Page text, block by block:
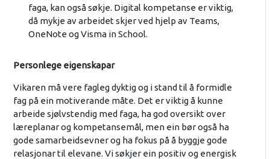
faga, kan også søkje. Digital kompetanse er viktig,
då mykje av arbeidet skjer ved hjelp av Teams,
OneNote og Visma in School.
Personlege eigenskapar
Vikaren må vere fagleg dyktig og i stand til å formidle
fag på ein motiverande måte. Det er viktig å kunne
arbeide sjølvstendig med faga, ha god oversikt over
læreplanar og kompetansemål, men ein bør også ha
gode samarbeidsevner og ha fokus på å byggje gode
relasjonar til elevane. Vi søkjer ein positiv og energisk